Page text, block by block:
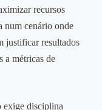
recursos
num cenário onde
justificar resultados
a métricas de
exige disciplina